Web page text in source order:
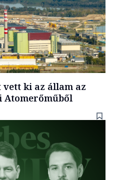
ki az állam az
Atomerőműből